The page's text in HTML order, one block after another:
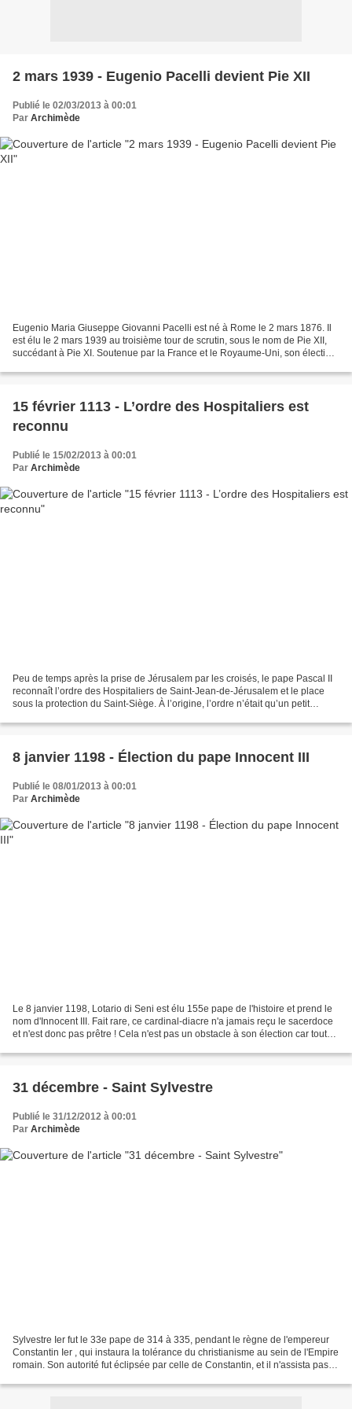
2 mars 1939 - Eugenio Pacelli devient Pie XII
Publié le 02/03/2013 à 00:01
Par Archimède
Eugenio Maria Giuseppe Giovanni Pacelli est né à Rome le 2 mars 1876. Il
est élu le 2 mars 1939 au troisième tour de scrutin, sous le nom de Pie XII,
succédant à Pie XI. Soutenue par la France et le Royaume-Uni, son élection
15 février 1113 - L’ordre des Hospitaliers est
reconnu
Publié le 15/02/2013 à 00:01
Par Archimède
Peu de temps après la prise de Jérusalem par les croisés, le pape Pascal II
reconnaît l’ordre des Hospitaliers de Saint-Jean-de-Jérusalem et le place
sous la protection du Saint-Siège. À l’origine, l’ordre n’était qu’un petit
8 janvier 1198 - Élection du pape Innocent III
Publié le 08/01/2013 à 00:01
Par Archimède
Le 8 janvier 1198, Lotario di Seni est élu 155e pape de l'histoire et prend le
nom d'Innocent III. Fait rare, ce cardinal-diacre n'a jamais reçu le sacerdoce
et n'est donc pas prêtre ! Cela n'est pas un obstacle à son élection car tout
31 décembre - Saint Sylvestre
Publié le 31/12/2012 à 00:01
Par Archimède
Sylvestre Ier fut le 33e pape de 314 à 335, pendant le règne de l'empereur
Constantin Ier , qui instaura la tolérance du christianisme au sein de l'Empire
romain. Son autorité fut éclipsée par celle de Constantin, et il n'assista pas